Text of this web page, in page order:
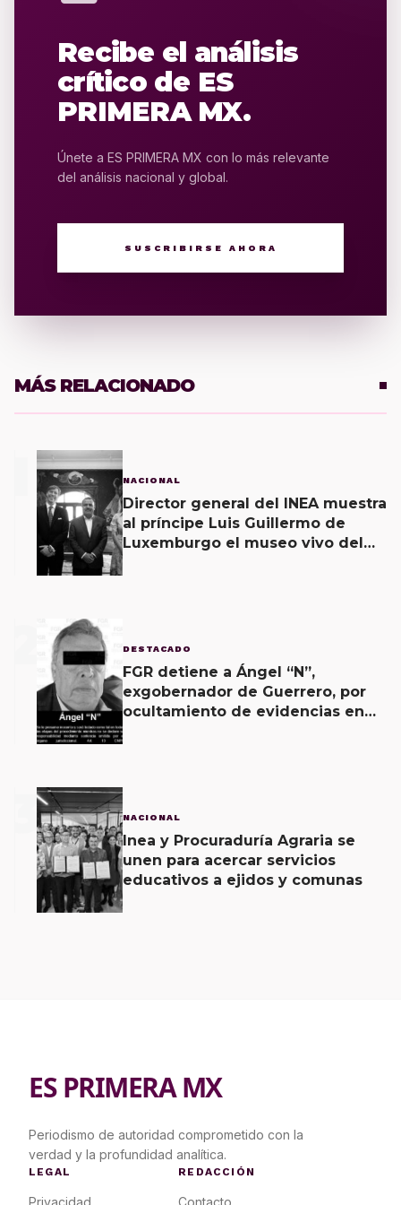
Recibe el análisis
crítico de ES
PRIMERA MX.
Únete a ES PRIMERA MX con lo más relevante
del análisis nacional y global.
SUSCRIBIRSE AHORA
MÁS RELACIONADO
NACIONAL
Director general del INEA muestra
al príncipe Luis Guillermo de
Luxemburgo el museo vivo del
DESTACADO
FGR detiene a Ángel “N”,
exgobernador de Guerrero, por
ocultamiento de evidencias en
3 NACIONAL
Inea y Procuraduría Agraria se
unen para acercar servicios
educativos a ejidos y comunas
ES PRIMERA MX
Periodismo de autoridad comprometido con la
verdad y la profundidad analítica.
LEGAL REDACCIÓN